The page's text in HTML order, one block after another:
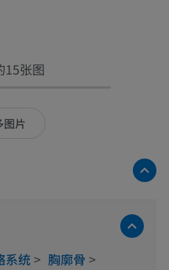
15张图
图片
系统> 胸廓骨 >